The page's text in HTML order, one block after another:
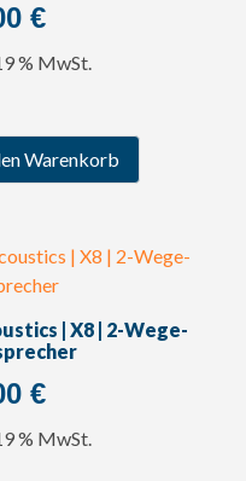
€
% MwSt.
Warenkorb
| X8 | 2-Wege-
€
% MwSt.